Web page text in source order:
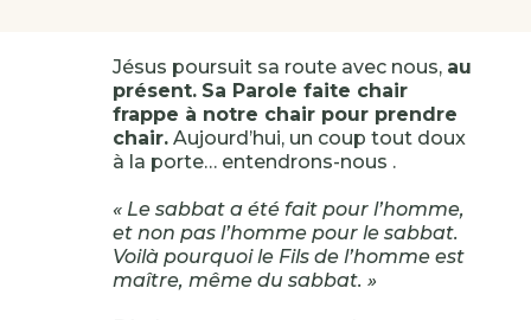
Jésus poursuit sa route avec nous, au
présent. Sa Parole faite chair
frappe à notre chair pour prendre
chair.Aujourd’hui, un coup tout doux
à la porte… entendrons-nous .
« Le sabbat a été fait pour l’homme,
et non pas l’homme pour le sabbat.
Voilà pourquoi le Fils de l’homme est
maître, même du sabbat. »